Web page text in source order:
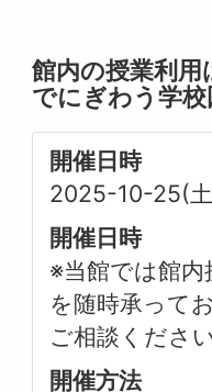
館内の授業利
でにぎわう学校
開催日時
2025-10-25(
開催日時
※当館では館
を随時承って
ご相談ください
開催方法